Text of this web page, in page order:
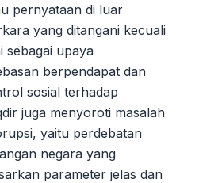
pernyataan di luar
yang ditangani kecuali
sebagai upaya
berpendapat dan
sosial terhadap
juga menyoroti masalah
yaitu perdebatan
negara yang
parameter jelas dan